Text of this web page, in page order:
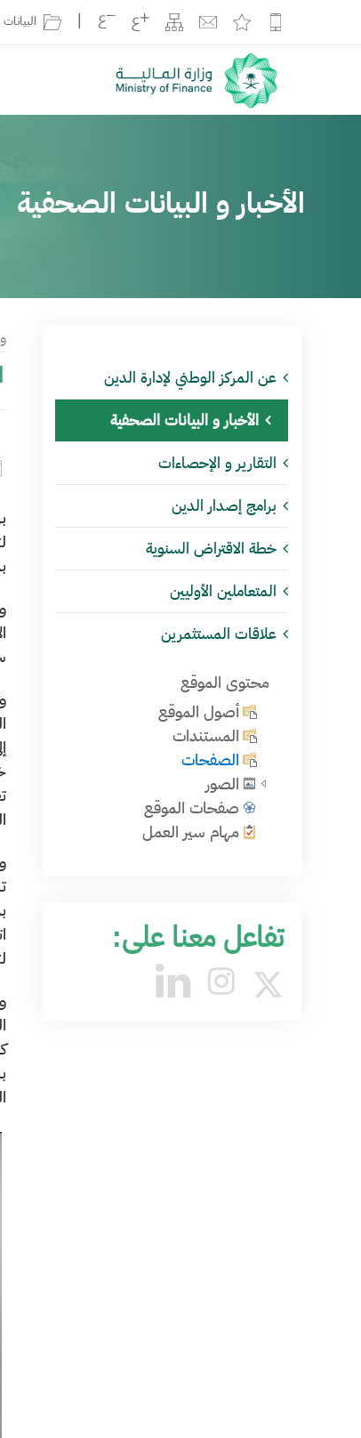
الأخبار و البيانات الصحفية
عن المركز الوطني لإدارة الدين
الأخبار و البيانات الصحفية
التقارير و الإحصاءات
برامج إصدار الدين
خطة الاقتراض السنوية
المتعاملين الأوليين
علاقات المستثمرين
محتوى الموقع
أصول الموقع
المستندات
الصفحات
الصور
صفحات الموقع
مهام سير العمل
تفاعل معنا على: